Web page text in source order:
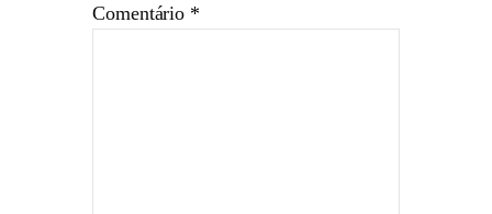
Comentário *